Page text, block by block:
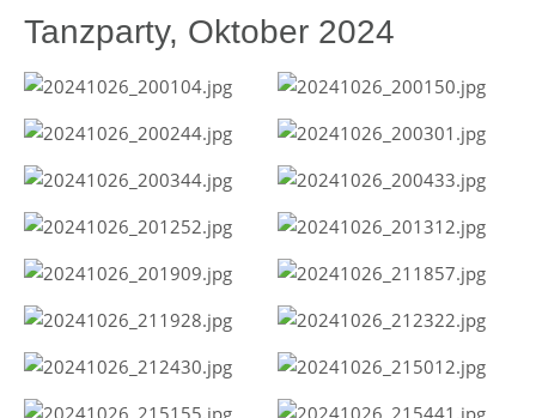
Tanzparty, Oktober 2024